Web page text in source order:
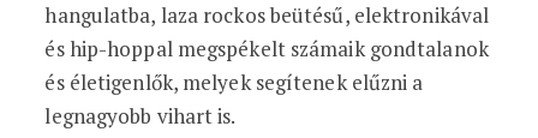
hangulatba, laza rockos beütésű, elektronikával
és hip-hoppal megspékelt számaik gondtalanok
és életigenlők, melyek segítenek elűzni a
legnagyobb vihart is.